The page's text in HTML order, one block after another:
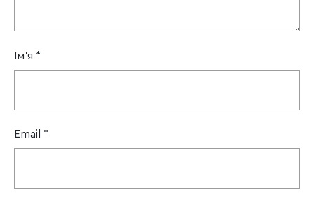
Ім'я *
Email *